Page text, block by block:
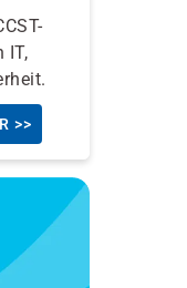
IT,
>>